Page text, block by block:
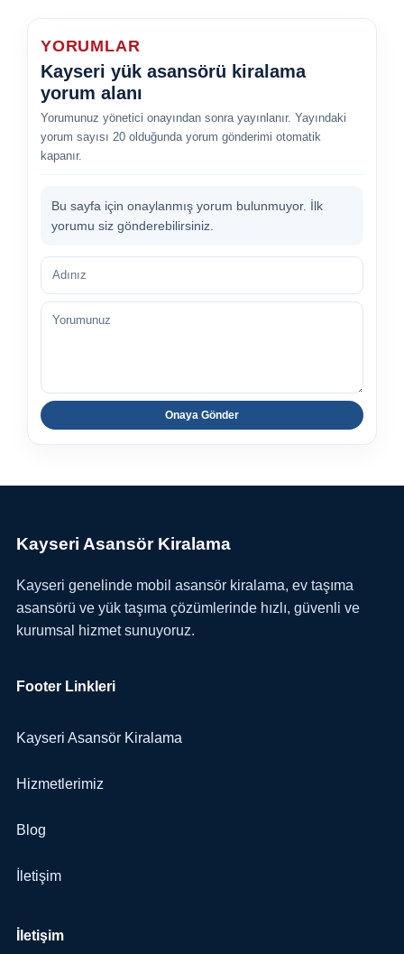
YORUMLAR
Kayseri yük asansörü kiralama
yorum alanı
Yorumunuz yönetici onayından sonra yayınlanır. Yayındaki
yorum sayısı 20 olduğunda yorum gönderimi otomatik
kapanır.
Bu sayfa için onaylanmış yorum bulunmuyor. İlk
yorumu siz gönderebilirsiniz.
Adınız
Yorumunuz
Onaya Gönder
Kayseri Asansör Kiralama
Kayseri genelinde mobil asansör kiralama, ev taşıma
asansörü ve yük taşıma çözümlerinde hızlı, güvenli ve
kurumsal hizmet sunuyoruz.
Footer Linkleri
Kayseri Asansör Kiralama
Hizmetlerimiz
Blog
İletişim
İletişim